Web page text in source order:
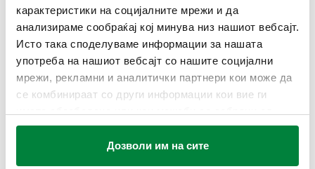
карактеристики на социјалните мрежи и да
анализираме сообраќај кој минува низ нашиот вебсајт.
Исто така споделуваме информации за нашата
употреба на нашиот вебсајт со нашите социјални
мрежи, рекламни и аналитички партнери кои може да
се комбинираат со други информации кои вие ги
вашата употреба на нивните услуги.
Дозволи им на сите
ЦРТЕЖИ И СПЕЦИФИКАЦИИ
Број на дел Поврзување A
254305 Ø 15